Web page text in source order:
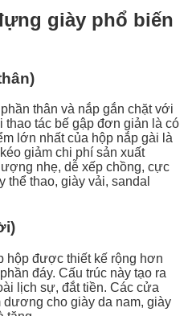
giày phổ biến
thân và nắp gắn chặt với
thao tác bế gập đơn giản là có
lớn nhất của hộp nắp gài là
giảm chi phí sản xuất
nhẹ, dễ xếp chồng, cực
thể thao, giày vải, sandal
hộp được thiết kế rộng hơn
đáy. Cấu trúc này tạo ra
lịch sự, đắt tiền. Các cửa
cho giày da nam, giày